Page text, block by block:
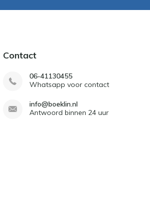
Contact
06-41130455
Whatsapp voor contact
info@boeklin.nl
Antwoord binnen 24 uur